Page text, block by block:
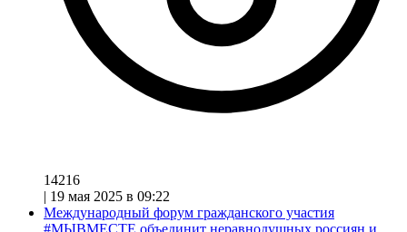
14216
| 19 мая 2025 в 09:22
Международный форум гражданского участия
#МЫВМЕСТЕ объединит неравнодушных россиян и